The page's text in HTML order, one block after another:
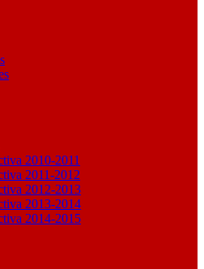
2010-2011
2011-2012
2012-2013
2013-2014
2014-2015